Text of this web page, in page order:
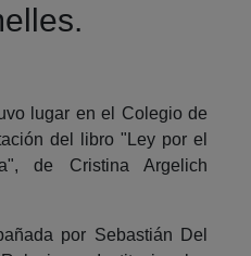
lugar en el Colegio de
del libro "Ley por el
de Cristina Argelich
por Sebastián Del